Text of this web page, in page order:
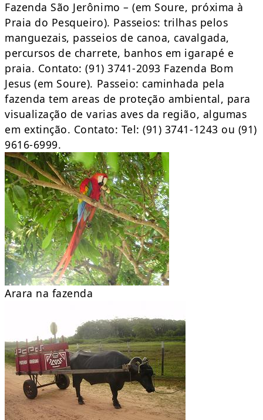
Fazenda São Jerônimo – (em Soure, próxima à
Praia do Pesqueiro). Passeios: trilhas pelos
manguezais, passeios de canoa, cavalgada,
percursos de charrete, banhos em igarapé e
praia. Contato: (91) 3741-2093 Fazenda Bom
Jesus (em Soure). Passeio: caminhada pela
fazenda tem areas de proteção ambiental, para
visualização de varias aves da região, algumas
em extinção. Contato: Tel: (91) 3741-1243 ou (91)
9616-6999.
Arara na fazenda